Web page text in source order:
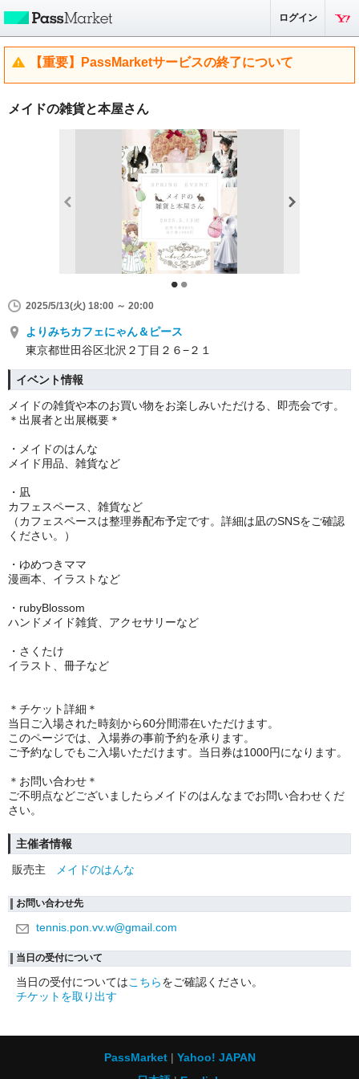
ログイン
【重要】PassMarketサービスの終了について
メイドの雑貨と本屋さん
2025/5/13(火) 18:00 ～ 20:00
よりみちカフェにゃん＆ピース
東京都世田谷区北沢２丁目２６−２１
イベント情報
メイドの雑貨や本のお買い物をお楽しみいただける、即売会です。
＊出展者と出展概要＊
・メイドのはんな
メイド用品、雑貨など
・凪
カフェスペース、雑貨など
（カフェスペースは整理券配布予定です。詳細は凪のSNSをご確認
ください。）
・ゆめつきママ
漫画本、イラストなど
・rubyBlossom
ハンドメイド雑貨、アクセサリーなど
・さくたけ
イラスト、冊子など
＊チケット詳細＊
当日ご入場された時刻から60分間滞在いただけます。
このページでは、入場券の事前予約を承ります。
ご予約なしでもご入場いただけます。当日券は1000円になります。
＊お問い合わせ＊
ご不明点などございましたらメイドのはんなまでお問い合わせくだ
さい。
主催者情報
販売主
メイドのはんな
お問い合わせ先
tennis.pon.vv.w@gmail.com
当日の受付について
当日の受付についてはこちらをご確認ください。
チケットを取り出す
PassMarket
Yahoo! JAPAN